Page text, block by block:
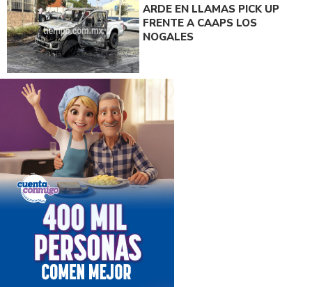
ARDE EN LLAMAS PICK UP
FRENTE A CAAPS LOS
NOGALES